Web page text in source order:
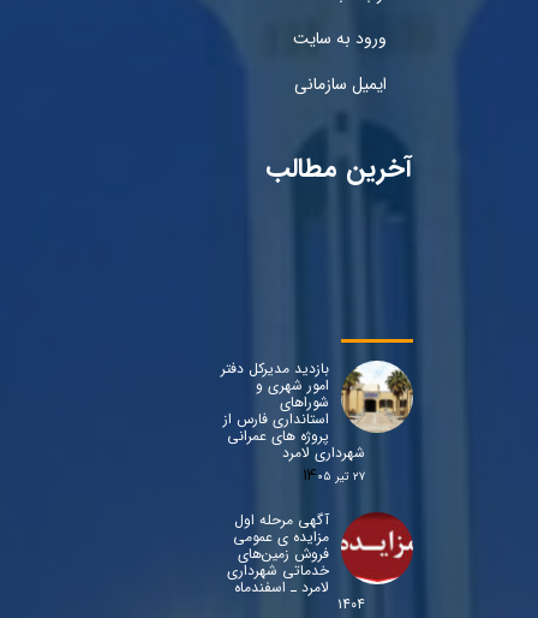
ورود به سایت
ایمیل سازمانی
آخرین مطالب
بازدید مدیرکل دفتر
امور شهری و
شوراهای
استانداری فارس از
پروژه های عمرانی
شهرداری لامرد
۲۷ تیر ۰۵
آگهی مرحله اول
مزایده ی عمومی
فروش زمین‌های
خدماتی شهرداری
لامرد ـ اسفندماه
۱۴۰۴